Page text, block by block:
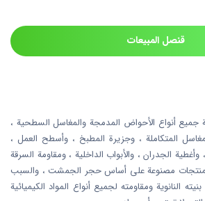
قنصل المبيعات
أنواع الأحواض المدمجة والمغاسل السطحية ،
المتكاملة ، وجزيرة المطبخ ، وأسطح العمل ،
، وأغطية الجدران ، والأبواب الداخلية ، ومقاومة السرقة
المنتجات مصنوعة على أساس حجر الجمشت ، والسبب
النانوية ومقاومته لجميع أنواع المواد الكيميائية